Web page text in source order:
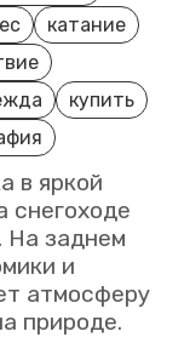
катание
купить
в яркой
снегоходе
На заднем
и
атмосферу
природе.